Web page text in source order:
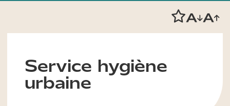
Service hygiène
urbaine